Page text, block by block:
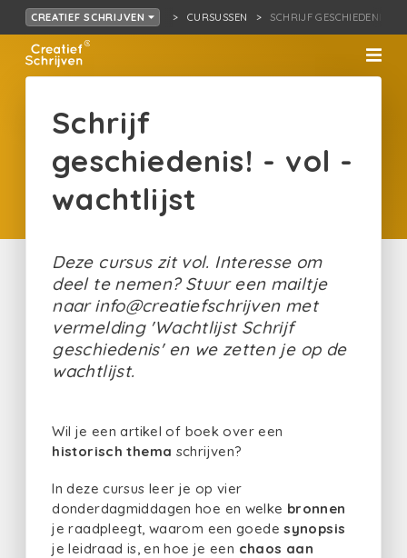
CREATIEF SCHRIJVEN CURSUSSEN SCHRIJF GESCHIEDENIS! -
Schrijf
geschiedenis! - vol -
wachtlijst
Deze cursus zit vol. Interesse om
deel te nemen? Stuur een mailtje
naar info@creatiefschrijven met
vermelding 'Wachtlijst Schrijf
geschiedenis' en we zetten je op de
wachtlijst.
Wil je een artikel of boek over een
historisch thema schrijven?
In deze cursus leer je op vier
donderdagmiddagen hoe en welke bronnen
je raadpleegt, waarom een goedesynopsis
je leidraad is, en hoe je een chaos aan